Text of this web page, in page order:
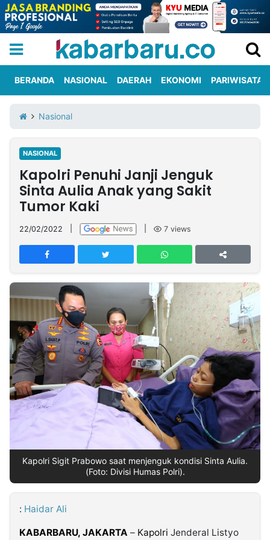
Iklan
Berita
Kami
Nasional
International
Olahraga
Entertainment
Daerah
Pariwisata
Kuliner
Kolom
Network
PT
TREETAN
INDONESIA
Partner
Insight
NTB
Suara
Time
Lens
IDN
Daily
Jogja
Jalan
Rakyat
Idealita
News
Kita
Notice
Radar
Baru
Seedbacklink
Follow
Kabarbaru
BERANDA NASIONAL DAERAH EKONOMI PARIWISATA
Nasional
NASIONAL
Kapolri Penuhi Janji Jenguk
Sinta Aulia Anak yang Sakit
Tumor Kaki
22/02/2022 7 views
Kapolri Sigit Prabowo saat menjenguk kondisi Sinta Aulia.
(Foto: Divisi Humas Polri).
: Haidar Ali
KABARBARU, JAKARTA – Kapolri Jenderal Listyo